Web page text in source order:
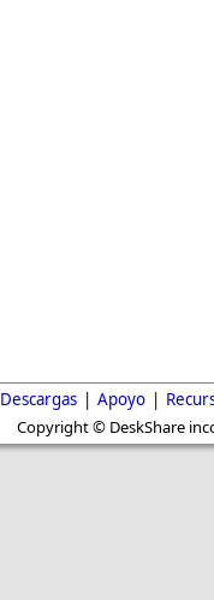
Descargas | Apoyo |
Copyright © DeskShare